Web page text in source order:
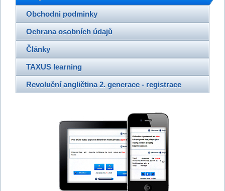
Obchodni podminky
Ochrana osobních údajů
Články
TAXUS learning
Revoluční angličtina 2. generace - registrace